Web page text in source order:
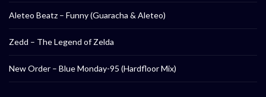
Aleteo Beatz – Funny (Guaracha & Aleteo)
Zedd – The Legend of Zelda
New Order – Blue Monday-95 (Hardfloor Mix)